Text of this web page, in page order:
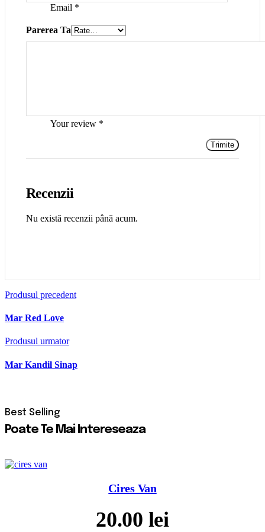
Recenzii
Nu există recenzii până acum.
Email *
Parerea Ta
Your review *
Produsul precedent
Mar Red Love
Produsul urmator
Mar Kandil Sinap
Poate Te Mai Intereseaza
Cires Van
20.00 lei